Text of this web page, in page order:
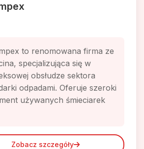
to renomowana firma ze
specjalizująca się w
obsłudze sektora
odpadami. Oferuje szeroki
używanych śmieciarek
Zobacz szczegóły